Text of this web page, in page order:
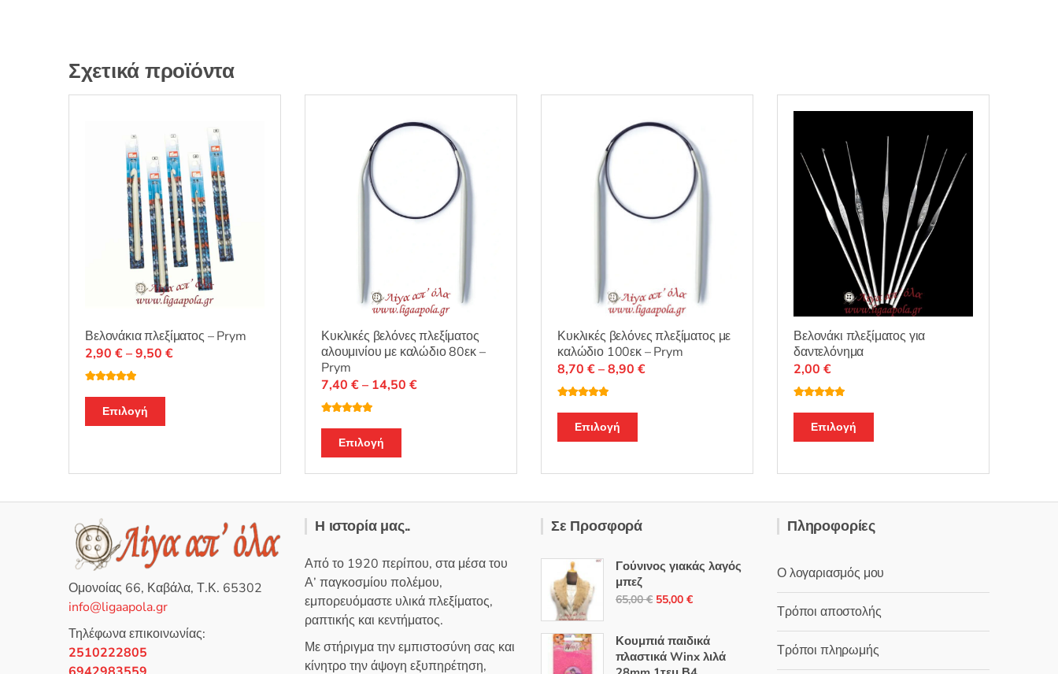
Σχετικά προϊόντα
Βελονάκια πλεξίματος – Prym
θηκε με5.00
από 5
2,90 €–9,50 €Price
Επιλογή
το
παραλλαγές.
επιλογές
μπορούν
επιλεγούν
στη
σελίδα
Κυκλικές βελόνες πλεξίματος
αλουμινίου με καλώδιο 80εκ –
Prym
θηκε με5.00
από 5
7,40 €– 14,50 €Price
Επιλογή
το
προϊόν
παραλλαγές.
επιλογές
μπορούν
να
επιλεγούν
στη
σελίδα
Κυκλικές βελόνες πλεξίματος με
καλώδιο 100εκ – Prym
θηκε με5.00
από 5
8,70 €–8,90 €Price
Επιλογή
το
έχει
παραλλαγές.
Οι
μπορούν
να
επιλεγούν
σελίδα
του
Βελονάκι πλεξίματος για
δαντελόνημα
θηκε με5.00
από 5
2,00 €
Επιλογή
το
έχει
Οι
μπορούν
να
επιλεγούν
στη
σελίδα
του
Ομονοίας 66, Καβάλα, Τ.Κ. 65302
info@ligaapola.gr
Τηλέφωνα επικοινωνίας:
2510222805
Η ιστορία μας..
Από το 1920 περίπου, στα μέσα του
Α’ παγκοσμίου πολέμου,
εμπορευόμαστε υλικά πλεξίματος,
ραπτικής και κεντήματος.
Με στήριγμα την εμπιστοσύνη σας και
κίνητρο την άψογη εξυπηρέτηση,
Σε Προσφορά
Γούνινος γιακάς λαγός
μπεζ
65,00€ Original
was:
65,00 €.
55,00 €Η
τιμή
είναι:
Κουμπιά παιδικά
πλαστικά Winx λιλά
Πληροφορίες
Ο λογαριασμός μου
Τρόποι αποστολής
Τρόποι πληρωμής